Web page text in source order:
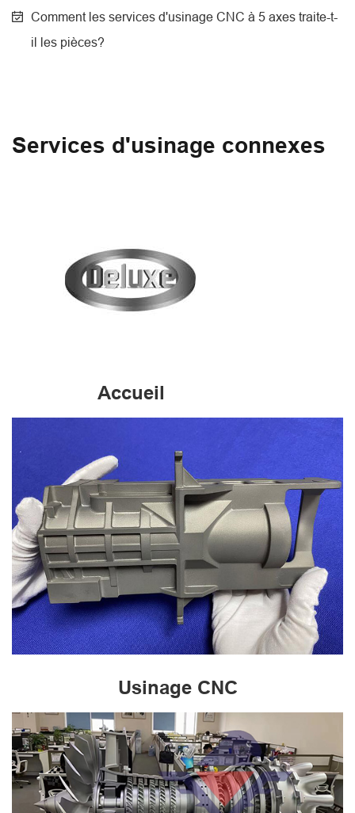
Comment les services d'usinage CNC à 5 axes traite-t-
il les pièces?
Services d'usinage connexes
Accueil
Usinage CNC